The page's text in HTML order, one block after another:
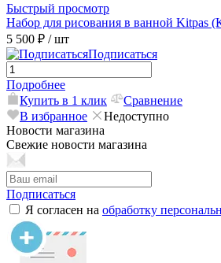
Быстрый просмотр
Набор для рисования в ванной Kitpas
5 500 ₽ / шт
Подписаться
Подробнее
Купить в 1 клик
Сравнение
В избранное
Недоступно
Новости магазина
Свежие новости магазина
Подписаться
Я согласен на обработку